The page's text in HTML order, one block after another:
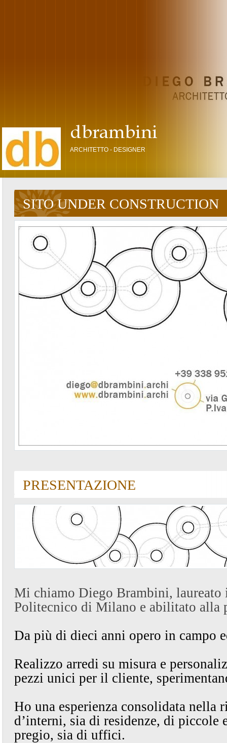
ARCHITETTO - DESIGNER
SITO UNDER CONSTRUCTION
PRESENTAZIONE
Mi chiamo Diego Brambini, laureato
Politecnico di Milano e abilitato alla
Da più di dieci anni opero in campo
Realizzo arredi su misura e
pezzi unici per il cliente,
Ho una esperienza consolidata nella
d’interni, sia di residenze, di piccole
pregio, sia di uffici.